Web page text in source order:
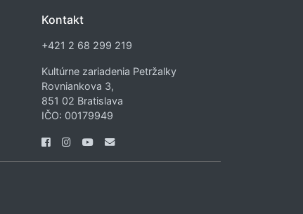
Kontakt
+421 2 68 299 219
Kultúrne zariadenia Petržalky
Rovniankova 3,
851 02 Bratislava
IČO: 00179949